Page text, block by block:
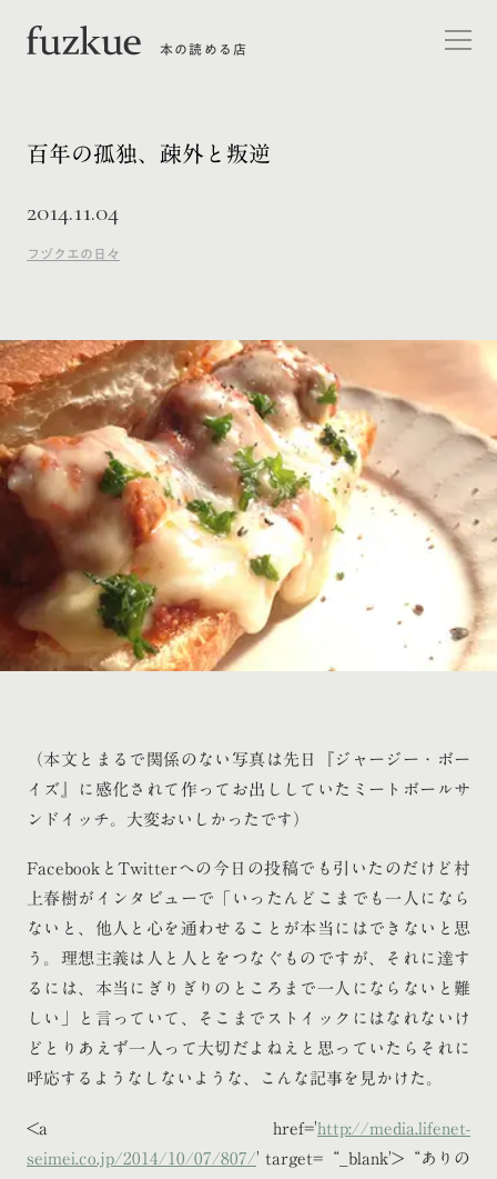
本の読める店
百年の孤独、疎外と叛逆
2014.11.04
フヅクエの日々
（本文とまるで関係のない写真は先日『ジャージー・ボー
イズ』に感化されて作ってお出ししていたミートボールサ
ンドイッチ。大変おいしかったです）
FacebookとTwitterへの今日の投稿でも引いたのだけど村
上春樹がインタビューで「いったんどこまでも一人になら
ないと、他人と心を通わせることが本当にはできないと思
う。理想主義は人と人とをつなぐものですが、それに達す
るには、本当にぎりぎりのところまで一人にならないと難
しい」と言っていて、そこまでストイックにはなれないけ
どとりあえず一人って大切だよねえと思っていたらそれに
呼応するようなしないような、こんな記事を見かけた。
<a href='http://media.lifenet-
seimei.co.jp/2014/10/07/807/' target=“_blank'>“ありの